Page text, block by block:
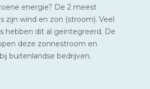
energie? De 2 meest
zijn wind en zon (stroom). Veel
hebben dit al geïntegreerd. De
deze zonnestroom en
buitenlandse bedrijven.